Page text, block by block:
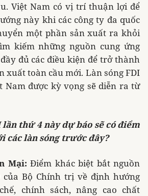
Việt Nam có vị trí thuận lợi để
này khi các công ty đa quốc
một phần sản xuất ra khỏi
kiếm những nguồn cung ứng
đủ các điều kiện để trở thành
xuất toàn cầu mới. Làn sóng FDI
Nam được kỳ vọng sẽ diễn ra từ
lần thứ 4 này dự báo sẽ có điểm
các làn sóng trước đây?
Mại:Điểm khác biệt bắt nguồn
của Bộ Chính trị về định hướng
chính sách, nâng cao chất